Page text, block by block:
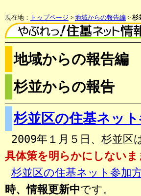
現在地： トップページ > 地域からの報告編> 杉
地域からの報告編
杉並からの報告
杉並区の住基ネッ
2009年１月５日、杉並区
具体策を明らかにしない
杉並区の住基ネット参加
時、情報更新中です。